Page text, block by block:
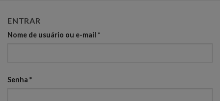
ENTRAR
Nome de usuário ou e-mail *
Senha *